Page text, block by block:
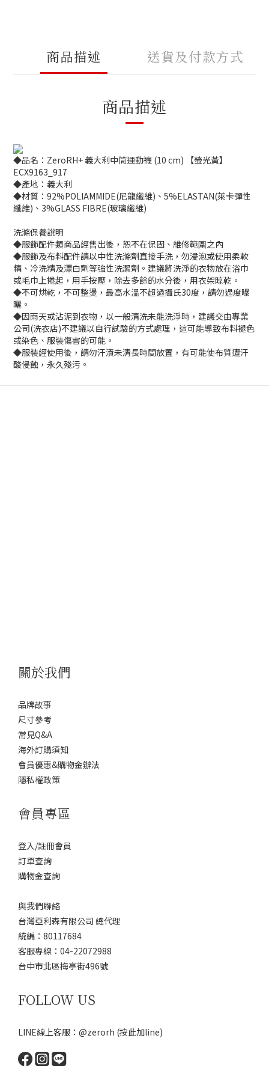
商品描述 送貨及付款方式
商品描述
◆品名：ZeroRH+ 義大利中筒運動襪 (10 cm) 【螢光黃】
ECX9163_917
◆產地：義大利
◆材質：92%POLIAMMIDE(尼龍纖維)、5%ELASTAN(萊卡彈性
纖維)、3%GLASS FIBRE(玻璃纖維)
洗滌保養說明
◆服飾配件類商品經售出後，恕不在保固、維修範圍之內
◆服飾及布料配件請以中性洗滌劑直接手洗，勿浸泡或使用柔軟
精、冷洗精及漂白劑等強性洗潔劑。建議將洗淨的衣物放在浴巾
或毛巾上捲起，用手按壓，除去多餘的水分後，用衣架晾乾。
◆不可烘乾，不可整燙，最高水溫不超過攝氏30度，請勿過度曝
曬。
◆因雨天或沾泥到衣物，以一般清洗未能洗淨時，建議交由專業
公司(洗衣店)不建議以自行試驗的方式處理，這可能導致布料褪色
或染色、服裝傷害的可能。
◆服裝經使用後，請勿汗漬未清長時間放置，有可能使布質遭汗
酸侵蝕，永久殘污。
關於我們
品牌故事
尺寸參考
常見Q&A
海外訂購須知
會員優惠&購物金辦法
隱私權政策
會員專區
登入/註冊會員
訂單查詢
購物金查詢
與我們聯絡
台灣亞利森有限公司 總代理
統編：80117684
客服專線：04-22072988
台中市北區梅亭街496號
FOLLOW US
LINE線上客服：@zerorh (按此加line)